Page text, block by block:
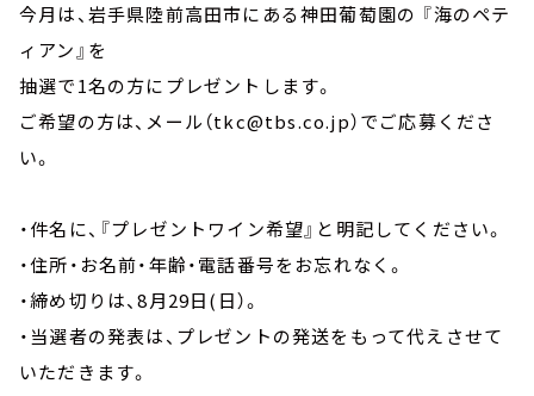
今月は、岩手県陸前高田市にある神田葡萄園の 『海のペテ
ィアン』を
抽選で1名の方にプレゼントします。
ご希望の方は、メール（tkc@tbs.co.jp）でご応募くださ
い。
・件名に、『プレゼントワイン希望』と明記してください。
・住所・お名前・年齢・電話番号をお忘れなく。
・締め切りは、8月29日(日）。
・当選者の発表は、プレゼントの発送をもって代えさせて
いただきます。